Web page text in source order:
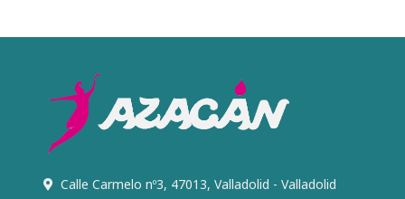
Calle Carmelo nº3, 47013, Valladolid - Valladolid